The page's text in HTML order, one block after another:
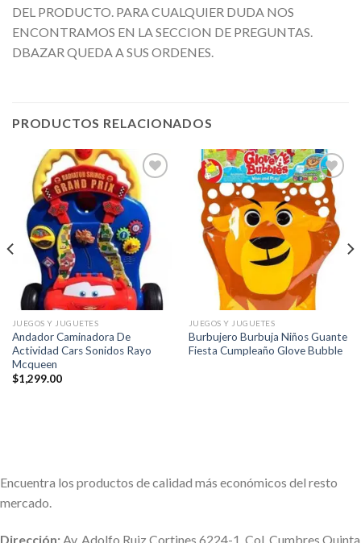
DEL PRODUCTO. PARA CUALQUIER DUDA NOS
ENCONTRAMOS EN LA SECCION DE PREGUNTAS.
DBAZAR QUEDA A SUS ORDENES.
PRODUCTOS RELACIONADOS
Añadir
a la
lista de
deseos
JUEGOS Y JUGUETES
Andador Caminadora De
Actividad Cars Sonidos Rayo
Mcqueen
$1,299.00
Añadir
a la
lista de
deseos
JUEGOS Y JUGUETES
Burbujero Burbuja Niños Guante
Fiesta Cumpleaño Glove Bubble
Encuentra los productos de calidad más económicos del resto
mercado.
Dirección: Av. Adolfo Ruiz Cortines 6224-1, Col. Cumbres Quinta